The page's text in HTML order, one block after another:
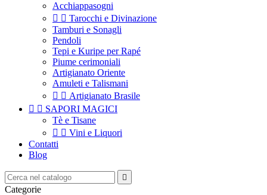
Acchiappasogni
  Tarocchi e Divinazione
Tamburi e Sonagli
Pendoli
Tepi e Kuripe per Rapé
Piume cerimoniali
Artigianato Oriente
Amuleti e Talismani
  Artigianato Brasile
  SAPORI MAGICI
Tè e Tisane
  Vini e Liquori
Contatti
Blog

Categorie